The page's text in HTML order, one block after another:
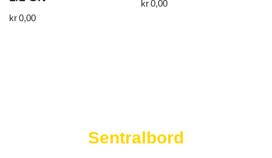
kr0,00
kr0,00
Sentralbord